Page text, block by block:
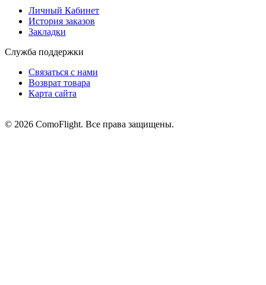
Личный Кабинет
История заказов
Закладки
Служба поддержки
Связаться с нами
Возврат товара
Карта сайта
© 2026 ComoFlight. Все права защищены.